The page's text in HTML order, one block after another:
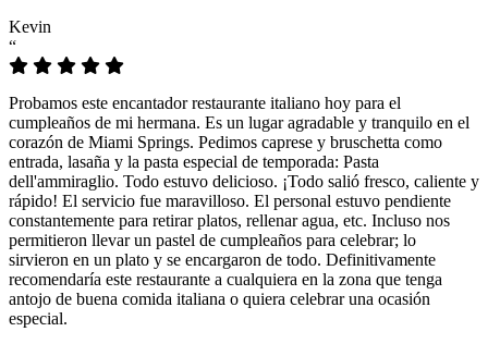
Kevin
“
Probamos este encantador restaurante italiano hoy para el
cumpleaños de mi hermana. Es un lugar agradable y tranquilo en el
corazón de Miami Springs. Pedimos caprese y bruschetta como
entrada, lasaña y la pasta especial de temporada: Pasta
dell'ammiraglio. Todo estuvo delicioso. ¡Todo salió fresco, caliente y
rápido! El servicio fue maravilloso. El personal estuvo pendiente
constantemente para retirar platos, rellenar agua, etc. Incluso nos
permitieron llevar un pastel de cumpleaños para celebrar; lo
sirvieron en un plato y se encargaron de todo. Definitivamente
recomendaría este restaurante a cualquiera en la zona que tenga
antojo de buena comida italiana o quiera celebrar una ocasión
especial.